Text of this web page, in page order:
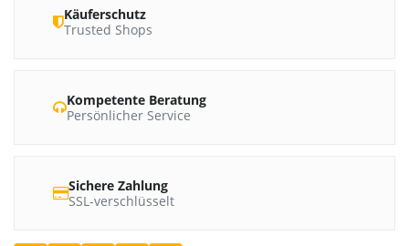
Käuferschutz
Trusted Shops
Kompetente Beratung
Persönlicher Service
Sichere Zahlung
SSL-verschlüsselt